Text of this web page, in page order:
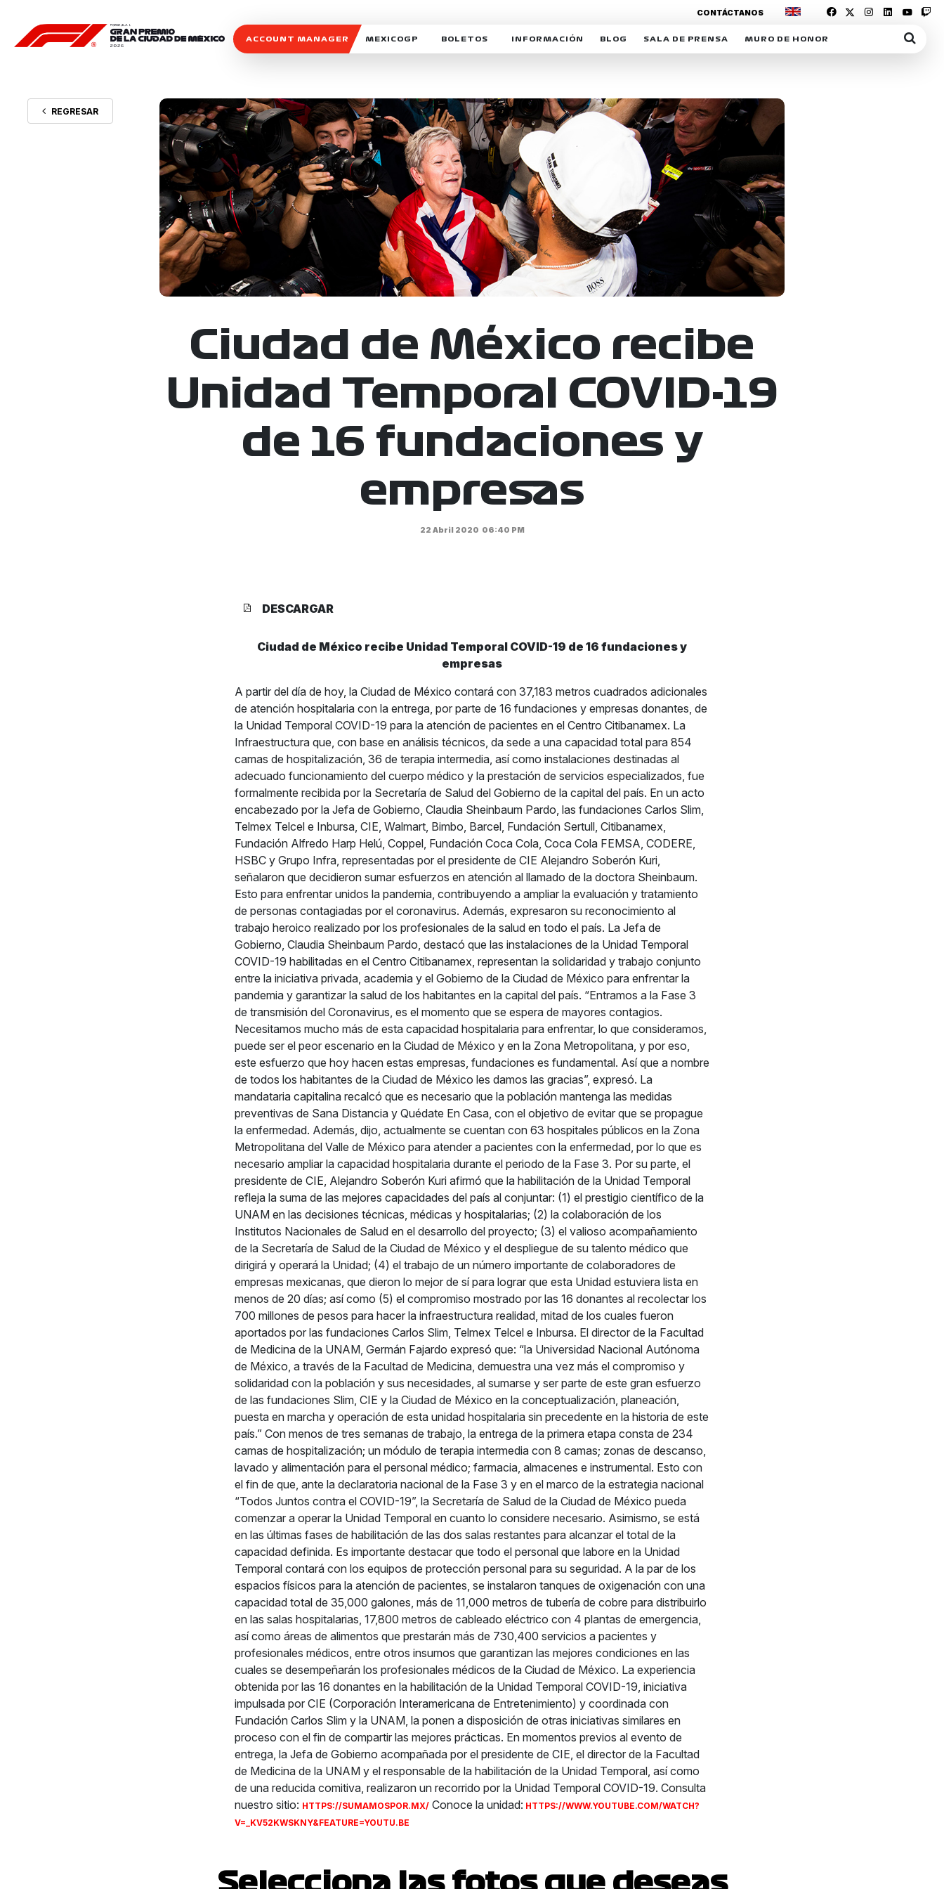
ACCOUNT MANAGER MEXICOGP
SOSTENIBILIDAD
CELEBRA CON NOSOTROS
BOLETOS INFORMACIÓN
DERECHO DE PRIMERA OPCIÓN
REFORESTEMOS JUNTOS
MOTORSPORT ACADEMY
VOLUNTARIOS
EXPOSICIÓN FOTOGRÁFICA
CAMPEONATO
PATROCINADORES
LEGALES TICKETMASTER
BLOG
MEXICOGP
INTERACTIVOS
SALA DE PRENSA
ACREDITACIONES
MURO DE HONOR
CONTÁCTANOS
REGRESAR
Ciudad de México recibe
Unidad Temporal COVID-19
de 16 fundaciones y
empresas
22 Abril 2020 06:40 PM
DESCARGAR
Ciudad de México recibe Unidad Temporal COVID-19 de 16 fundaciones y
empresas
A partir del día de hoy, la Ciudad de México contará con 37,183 metros cuadrados adicionales
de atención hospitalaria con la entrega, por parte de 16 fundaciones y empresas donantes, de
la Unidad Temporal COVID-19 para la atención de pacientes en el Centro Citibanamex. La
Infraestructura que, con base en análisis técnicos, da sede a una capacidad total para 854
camas de hospitalización, 36 de terapia intermedia, así como instalaciones destinadas al
adecuado funcionamiento del cuerpo médico y la prestación de servicios especializados, fue
formalmente recibida por la Secretaría de Salud del Gobierno de la capital del país. En un acto
encabezado por la Jefa de Gobierno, Claudia Sheinbaum Pardo, las fundaciones Carlos Slim,
Telmex Telcel e Inbursa, CIE, Walmart, Bimbo, Barcel, Fundación Sertull, Citibanamex,
Fundación Alfredo Harp Helú, Coppel, Fundación Coca Cola, Coca Cola FEMSA, CODERE,
HSBC y Grupo Infra, representadas por el presidente de CIE Alejandro Soberón Kuri,
señalaron que decidieron sumar esfuerzos en atención al llamado de la doctora Sheinbaum.
Esto para enfrentar unidos la pandemia, contribuyendo a ampliar la evaluación y tratamiento
de personas contagiadas por el coronavirus. Además, expresaron su reconocimiento al
trabajo heroico realizado por los profesionales de la salud en todo el país. La Jefa de
Gobierno, Claudia Sheinbaum Pardo, destacó que las instalaciones de la Unidad Temporal
COVID-19 habilitadas en el Centro Citibanamex, representan la solidaridad y trabajo conjunto
entre la iniciativa privada, academia y el Gobierno de la Ciudad de México para enfrentar la
pandemia y garantizar la salud de los habitantes en la capital del país. “Entramos a la Fase 3
de transmisión del Coronavirus, es el momento que se espera de mayores contagios.
Necesitamos mucho más de esta capacidad hospitalaria para enfrentar, lo que consideramos,
puede ser el peor escenario en la Ciudad de México y en la Zona Metropolitana, y por eso,
este esfuerzo que hoy hacen estas empresas, fundaciones es fundamental. Así que a nombre
de todos los habitantes de la Ciudad de México les damos las gracias”, expresó. La
mandataria capitalina recalcó que es necesario que la población mantenga las medidas
preventivas de Sana Distancia y Quédate En Casa, con el objetivo de evitar que se propague
la enfermedad. Además, dijo, actualmente se cuentan con 63 hospitales públicos en la Zona
Metropolitana del Valle de México para atender a pacientes con la enfermedad, por lo que es
necesario ampliar la capacidad hospitalaria durante el periodo de la Fase 3. Por su parte, el
presidente de CIE, Alejandro Soberón Kuri afirmó que la habilitación de la Unidad Temporal
refleja la suma de las mejores capacidades del país al conjuntar: (1) el prestigio científico de la
UNAM en las decisiones técnicas, médicas y hospitalarias; (2) la colaboración de los
Institutos Nacionales de Salud en el desarrollo del proyecto; (3) el valioso acompañamiento
de la Secretaría de Salud de la Ciudad de México y el despliegue de su talento médico que
dirigirá y operará la Unidad; (4) el trabajo de un número importante de colaboradores de
empresas mexicanas, que dieron lo mejor de sí para lograr que esta Unidad estuviera lista en
menos de 20 días; así como (5) el compromiso mostrado por las 16 donantes al recolectar los
700 millones de pesos para hacer la infraestructura realidad, mitad de los cuales fueron
aportados por las fundaciones Carlos Slim, Telmex Telcel e Inbursa. El director de la Facultad
de Medicina de la UNAM, Germán Fajardo expresó que: “la Universidad Nacional Autónoma
de México, a través de la Facultad de Medicina, demuestra una vez más el compromiso y
solidaridad con la población y sus necesidades, al sumarse y ser parte de este gran esfuerzo
de las fundaciones Slim, CIE y la Ciudad de México en la conceptualización, planeación,
puesta en marcha y operación de esta unidad hospitalaria sin precedente en la historia de este
país.” Con menos de tres semanas de trabajo, la entrega de la primera etapa consta de 234
camas de hospitalización; un módulo de terapia intermedia con 8 camas; zonas de descanso,
lavado y alimentación para el personal médico; farmacia, almacenes e instrumental. Esto con
el fin de que, ante la declaratoria nacional de la Fase 3 y en el marco de la estrategia nacional
“Todos Juntos contra el COVID-19”, la Secretaría de Salud de la Ciudad de México pueda
comenzar a operar la Unidad Temporal en cuanto lo considere necesario. Asimismo, se está
en las últimas fases de habilitación de las dos salas restantes para alcanzar el total de la
capacidad definida. Es importante destacar que todo el personal que labore en la Unidad
Temporal contará con los equipos de protección personal para su seguridad. A la par de los
espacios físicos para la atención de pacientes, se instalaron tanques de oxigenación con una
capacidad total de 35,000 galones, más de 11,000 metros de tubería de cobre para distribuirlo
en las salas hospitalarias, 17,800 metros de cableado eléctrico con 4 plantas de emergencia,
así como áreas de alimentos que prestarán más de 730,400 servicios a pacientes y
profesionales médicos, entre otros insumos que garantizan las mejores condiciones en las
cuales se desempeñarán los profesionales médicos de la Ciudad de México. La experiencia
obtenida por las 16 donantes en la habilitación de la Unidad Temporal COVID-19, iniciativa
impulsada por CIE (Corporación Interamericana de Entretenimiento) y coordinada con
Fundación Carlos Slim y la UNAM, la ponen a disposición de otras iniciativas similares en
proceso con el fin de compartir las mejores prácticas. En momentos previos al evento de
entrega, la Jefa de Gobierno acompañada por el presidente de CIE, el director de la Facultad
de Medicina de la UNAM y el responsable de la habilitación de la Unidad Temporal, así como
de una reducida comitiva, realizaron un recorrido por la Unidad Temporal COVID-19. Consulta
nuestro sitio: HTTPS://SUMAMOSPOR.MX/Conoce la unidad: HTTPS://WWW.YOUTUBE.COM/WATCH?
V=_KV52KWSKNY&FEATURE=YOUTU.BE
Selecciona las fotos que deseas